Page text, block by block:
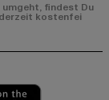
findest Du
kostenfei